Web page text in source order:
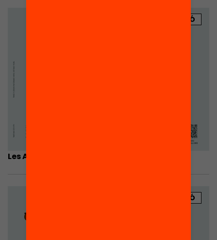
PUBLICACIÓ
Les AMPA fan xarxa
PUBLICACIÓ